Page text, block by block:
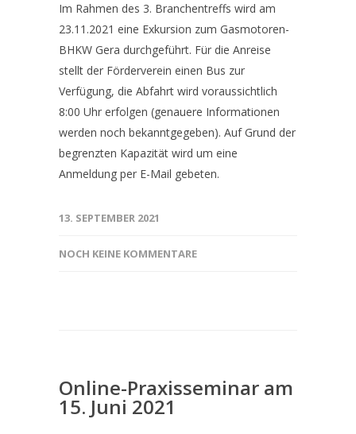
Im Rahmen des 3. Branchentreffs wird am
23.11.2021 eine Exkursion zum Gasmotoren-
BHKW Gera durchgeführt. Für die Anreise
stellt der Förderverein einen Bus zur
Verfügung, die Abfahrt wird voraussichtlich
8:00 Uhr erfolgen (genauere Informationen
werden noch bekanntgegeben). Auf Grund der
begrenzten Kapazität wird um eine
Anmeldung per E-Mail gebeten.
13. SEPTEMBER 2021
NOCH KEINE KOMMENTARE
Online-Praxisseminar am
15. Juni 2021